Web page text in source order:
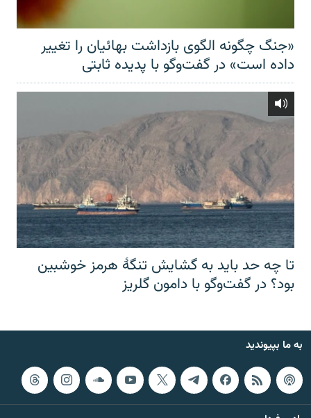
«جنگ چگونه الگوی بازداشت بهائیان را تغییر
داده است» در گفت‌وگو با پدیده ثابتی
تا چه حد باید به گشایش تنگهٔ هرمز خوشبین
بود؟ در گفت‌وگو با دامون گلریز
به ما بپیوندید